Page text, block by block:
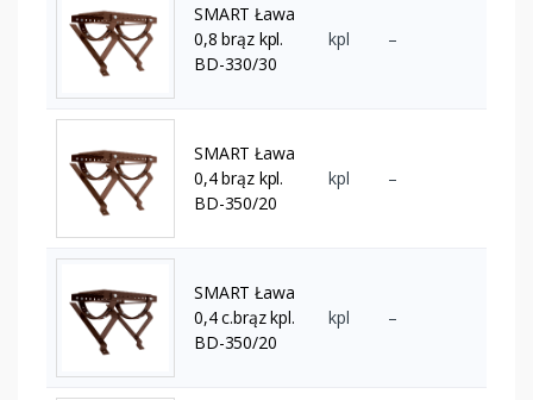
SMART Ława
0,8 brąz kpl.
BD-330/30
kpl –
SMART Ława
0,4 brąz kpl.
BD-350/20
kpl –
SMART Ława
0,4 c.brąz kpl.
BD-350/20
kpl –